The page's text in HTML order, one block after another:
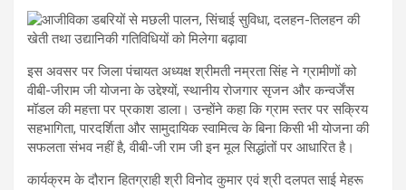
इस अवसर पर जिला पंचायत अध्यक्ष श्रीमती नम्रता सिंह ने ग्रामीणों को
वीबी-जीराम जी योजना के उद्देश्यों, स्थानीय रोजगार सृजन और कन्वर्जेंस
मॉडल की महत्ता पर प्रकाश डाला। उन्होंने कहा कि ग्राम स्तर पर सक्रिय
सहभागिता, पारदर्शिता और सामुदायिक स्वामित्व के बिना किसी भी योजना की
सफलता संभव नहीं है, वीबी-जी राम जी इन मूल सिद्धांतों पर आधारित है।
कार्यक्रम के दौरान हितग्राही श्री विनोद कुमार एवं श्री दलपत साई मेहरू